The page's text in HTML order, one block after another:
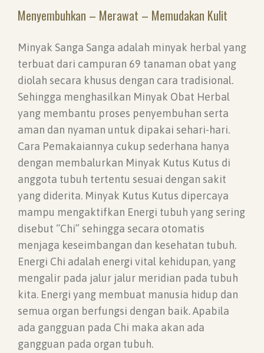
Menyembuhkan – Merawat – Memudakan Kulit
Minyak Sanga Sanga adalah minyak herbal yang
terbuat dari campuran 69 tanaman obat yang
diolah secara khusus dengan cara tradisional.
Sehingga menghasilkan Minyak Obat Herbal
yang membantu proses penyembuhan serta
aman dan nyaman untuk dipakai sehari-hari.
Cara Pemakaiannya cukup sederhana hanya
dengan membalurkan Minyak Kutus Kutus di
anggota tubuh tertentu sesuai dengan sakit
yang diderita. Minyak Kutus Kutus dipercaya
mampu mengaktifkan Energi tubuh yang sering
disebut “Chi” sehingga secara otomatis
menjaga keseimbangan dan kesehatan tubuh.
Energi Chi adalah energi vital kehidupan, yang
mengalir pada jalur jalur meridian pada tubuh
kita. Energi yang membuat manusia hidup dan
semua organ berfungsi dengan baik. Apabila
ada gangguan pada Chi maka akan ada
gangguan pada organ tubuh.